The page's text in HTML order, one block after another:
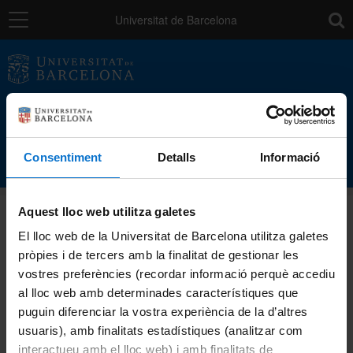
Consentiment Detalls Informació
Aquest lloc web utilitza galetes
El lloc web de la Universitat de Barcelona utilitza galetes
pròpies i de tercers amb la finalitat de gestionar les
vostres preferències (recordar informació perquè accediu
al lloc web amb determinades característiques que
puguin diferenciar la vostra experiència de la d’altres
usuaris), amb finalitats estadístiques (analitzar com
interactueu amb el lloc web) i amb finalitats de
Navegació Universitat de Barcelona
Agència de
Polítiques i de
Qualitat
Els processos de qualitat UB
Catàleg de serveis
L'Agència
Directori